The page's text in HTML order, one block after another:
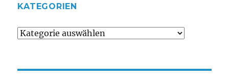
KATEGORIEN
Kategorien